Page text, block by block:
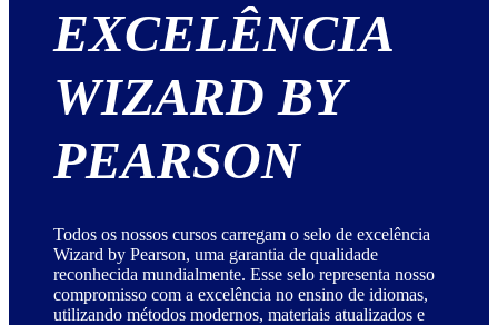
EXCELÊNCIA
WIZARD BY
PEARSON
Todos os nossos cursos carregam o selo de excelência
Wizard by Pearson, uma garantia de qualidade
reconhecida mundialmente. Esse selo representa nosso
compromisso com a excelência no ensino de idiomas,
utilizando métodos modernos, materiais atualizados e